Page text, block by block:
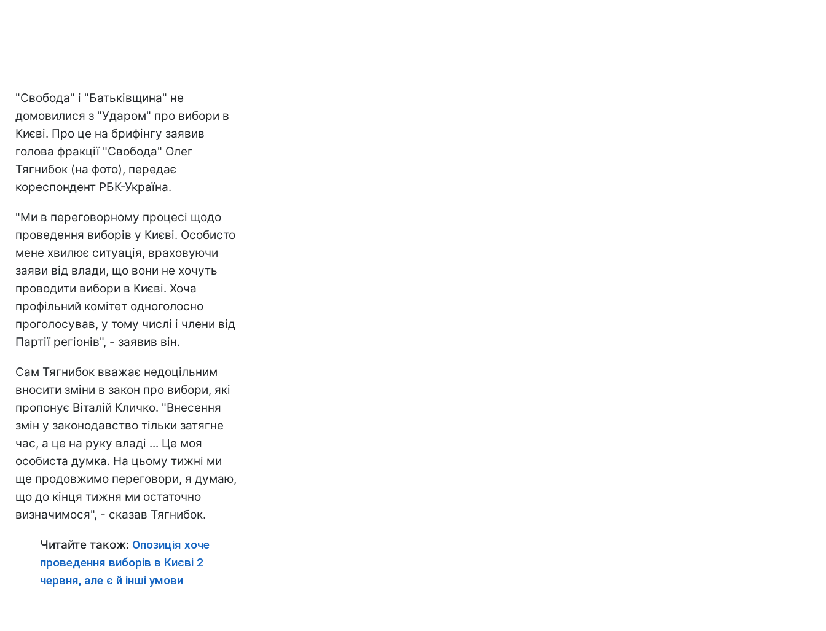
"Свобода" і "Батьківщина" не
домовилися з "Ударом" про вибори в
Києві. Про це на брифінгу заявив
голова фракції "Свобода" Олег
Тягнибок (на фото), передає
кореспондент РБК-Україна.
"Ми в переговорному процесі щодо
проведення виборів у Києві. Особисто
мене хвилює ситуація, враховуючи
заяви від влади, що вони не хочуть
проводити вибори в Києві. Хоча
профільний комітет одноголосно
проголосував, у тому числі і члени від
Партії регіонів", - заявив він.
Сам Тягнибок вважає недоцільним
вносити зміни в закон про вибори, які
пропонує Віталій Кличко. "Внесення
змін у законодавство тільки затягне
час, а це на руку владі ... Це моя
особиста думка. На цьому тижні ми
ще продовжимо переговори, я думаю,
що до кінця тижня ми остаточно
визначимося", - сказав Тягнибок.
Читайте також: Опозиція хоче
проведення виборів в Києві 2
червня, але є й інші умови